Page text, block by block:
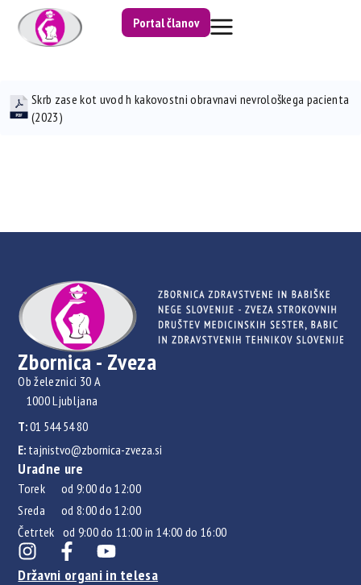
Portal članov
Skrb zase kot uvod h kakovostni obravnavi nevrološkega pacienta
(2023)
Zbornica - Zveza
Ob železnici 30 A
1000 Ljubljana
T:01 544 54 80
E: tajnistvo@zbornica-zveza.si
Uradne ure
Torek od 9:00 do 12:00
Sreda od 8:00 do 12:00
Četrtek od 9:00 do 11:00 in 14:00 do 16:00
Državni organi in telesa